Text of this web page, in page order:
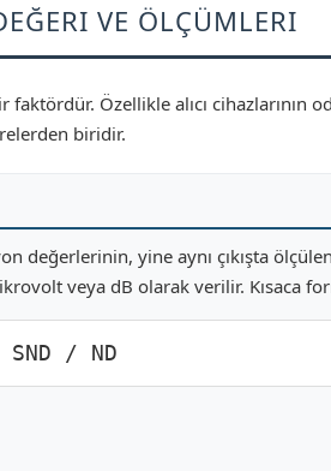
VE ÖLÇÜMLERI
Özellikle alıcı cihazlarının
biridir.
değerlerinin, yine aynı çıkışta
veya dB olarak verilir. Kısaca
SND / ND